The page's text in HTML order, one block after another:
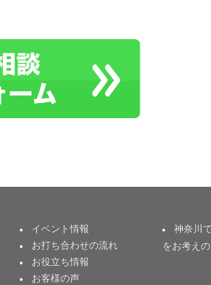
イベント情報
お打ち合わせの流れ
お役立ち情報
お客様の声
神奈川
をお考え